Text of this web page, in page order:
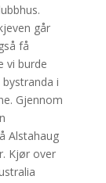
går
få
vi burde
bystranda i
Gjennom
Alstahaug
Kjør over